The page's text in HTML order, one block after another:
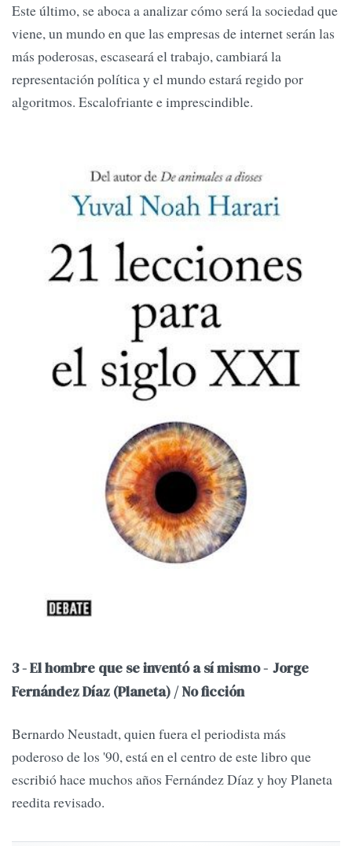
Este último, se aboca a analizar cómo será la sociedad que
viene, un mundo en que las empresas de internet serán las
más poderosas, escaseará el trabajo, cambiará la
representación política y el mundo estará regido por
algoritmos. Escalofriante e imprescindible.
3 - El hombre que se inventó a sí mismo - Jorge
Fernández Díaz (Planeta) / No ficción
Bernardo Neustadt, quien fuera el periodista más
poderoso de los '90, está en el centro de este libro que
escribió hace muchos años Fernández Díaz y hoy Planeta
reedita revisado.